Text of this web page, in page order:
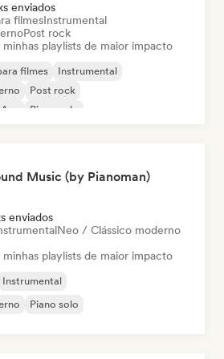
enviados
filmesInstrumental
Post rock
playlists de maior impacto
filmes
Instrumental
Post rock
Piano solo
Music (by Pianoman)
enviados
Neo / Clássico moderno
playlists de maior impacto
Instrumental
Piano solo